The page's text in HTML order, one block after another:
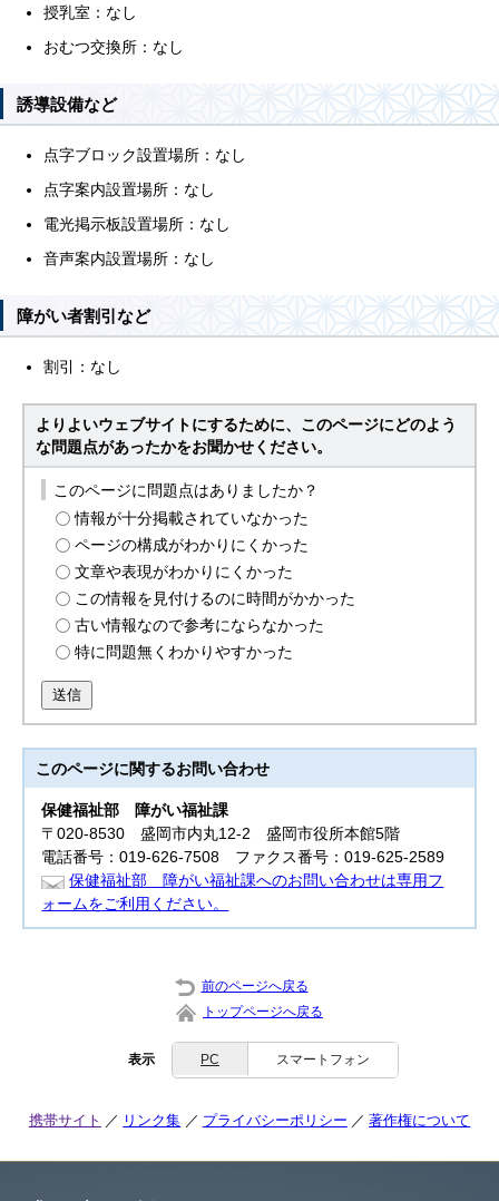
授乳室：なし
おむつ交換所：なし
誘導設備など
点字ブロック設置場所：なし
点字案内設置場所：なし
電光掲示板設置場所：なし
音声案内設置場所：なし
障がい者割引など
割引：なし
よりよいウェブサイトにするために、このページにどのよう
な問題点があったかをお聞かせください。
このページに問題点はありましたか？
情報が十分掲載されていなかった
ページの構成がわかりにくかった
文章や表現がわかりにくかった
この情報を見付けるのに時間がかかった
古い情報なので参考にならなかった
特に問題無くわかりやすかった
送信
このページに関するお問い合わせ
保健福祉部
障がい福祉課
〒020-8530 盛岡市内丸12-2 盛岡市役所本館5階
電話番号：019-626-7508 ファクス番号：019-625-2589
保健福祉部 障がい福祉課へのお問い合わせは専用フ
ォームをご利用ください。
前のページへ戻る
トップページへ戻る
表示 PC スマートフォン
携帯サイト リンク集 プライバシーポリシー 著作権について